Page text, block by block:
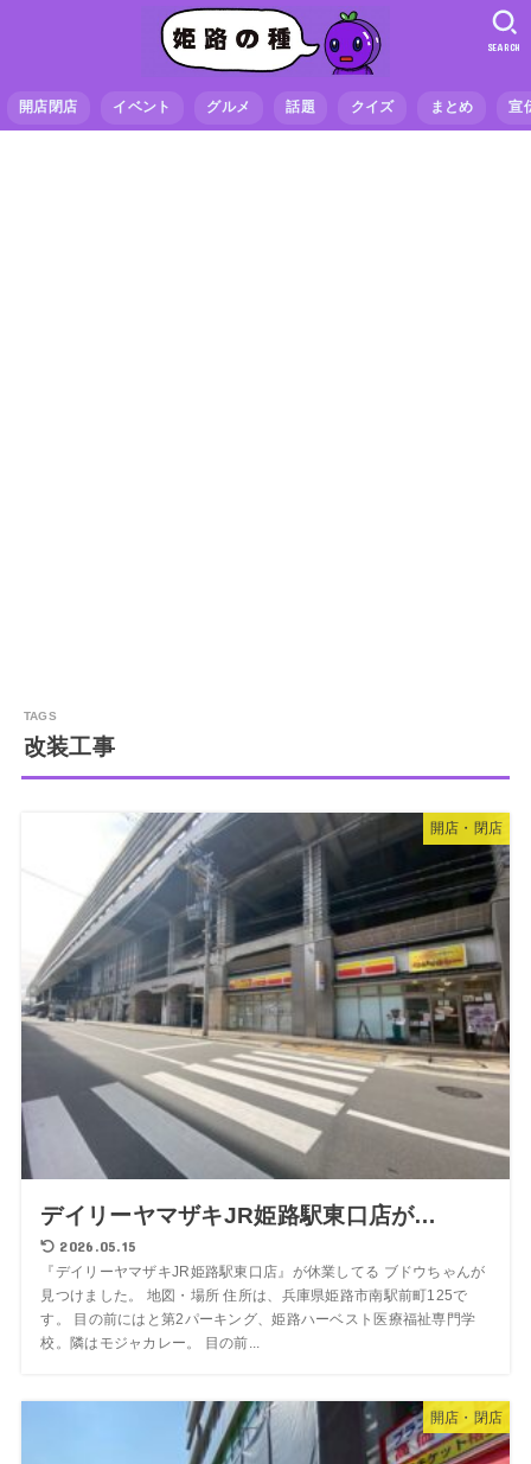
開店閉店 イベント グルメ 話題 クイズ まとめ 宣
SEARCH
改装工事
開店・閉店
デイリーヤマザキJR姫路駅東口店が…
2026.05.15
『デイリーヤマザキJR姫路駅東口店』が休業してる ブドウちゃんが
見つけました。 地図・場所 住所は、兵庫県姫路市南駅前町125で
す。 目の前にはと第2パーキング、姫路ハーベスト医療福祉専門学
校。隣はモジャカレー。 目の前...
開店・閉店